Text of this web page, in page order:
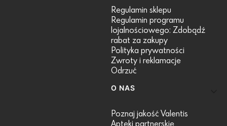
Regulamin sklepu
Regulamin programu
lojalnościowego: Zdobądź
rabat za zakupy
Polityka prywatności
Zwroty i reklamacje
Odrzuć
O NAS
Poznaj jakość Valentis
Apteki partnerskie